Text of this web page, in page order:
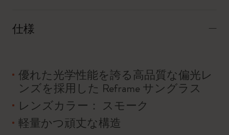
仕様
優れた光学性能を誇る高品質な偏光レ
ンズを採用した Reframe サングラス
レンズカラー： スモーク
軽量かつ頑丈な構造